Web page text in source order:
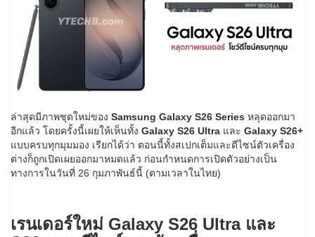
ล่าสุดมีภาพชุดใหม่ของ Samsung Galaxy S26 Series หลุดออกมา
อีกแล้ว โดยครั้งนี้เผยให้เห็นทั้ง Galaxy S26 Ultra และ Galaxy S26+
แบบครบทุกมุมมอง เรียกได้ว่า ตอนนี้ทั้งสเปกเต็มและดีไซน์ตัวเครื่อง
ต่างก็ถูกเปิดเผยออกมาหมดแล้ว ก่อนกำหนดการเปิดตัวอย่างเป็น
ทางการในวันที่ 26 กุมภาพันธ์นี้ (ตามเวลาในไทย)
เรนเดอร์ใหม่ Galaxy S26 Ultra และ